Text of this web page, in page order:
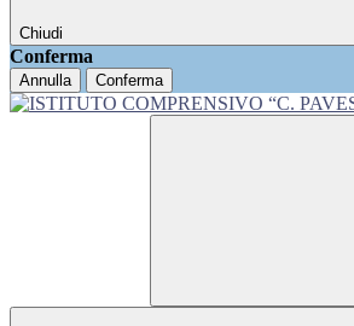
Chiudi
Conferma
Annulla Conferma